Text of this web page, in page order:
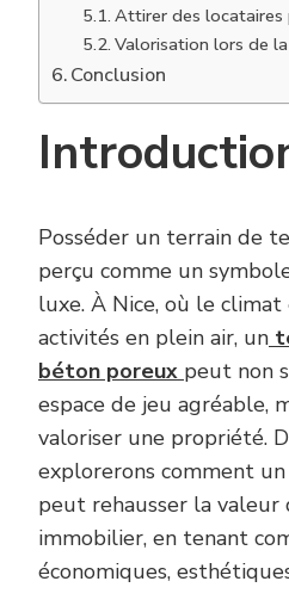
Attirer des
Valorisation lors de
Conclusion
Posséder un terrain de
perçu comme un
luxe. À Nice, où le
activités en plein air, un
béton poreux peut non
espace de jeu agréable,
valoriser une propriété.
explorerons comment
peut rehausser la valeur
immobilier, en tenant
économiques,